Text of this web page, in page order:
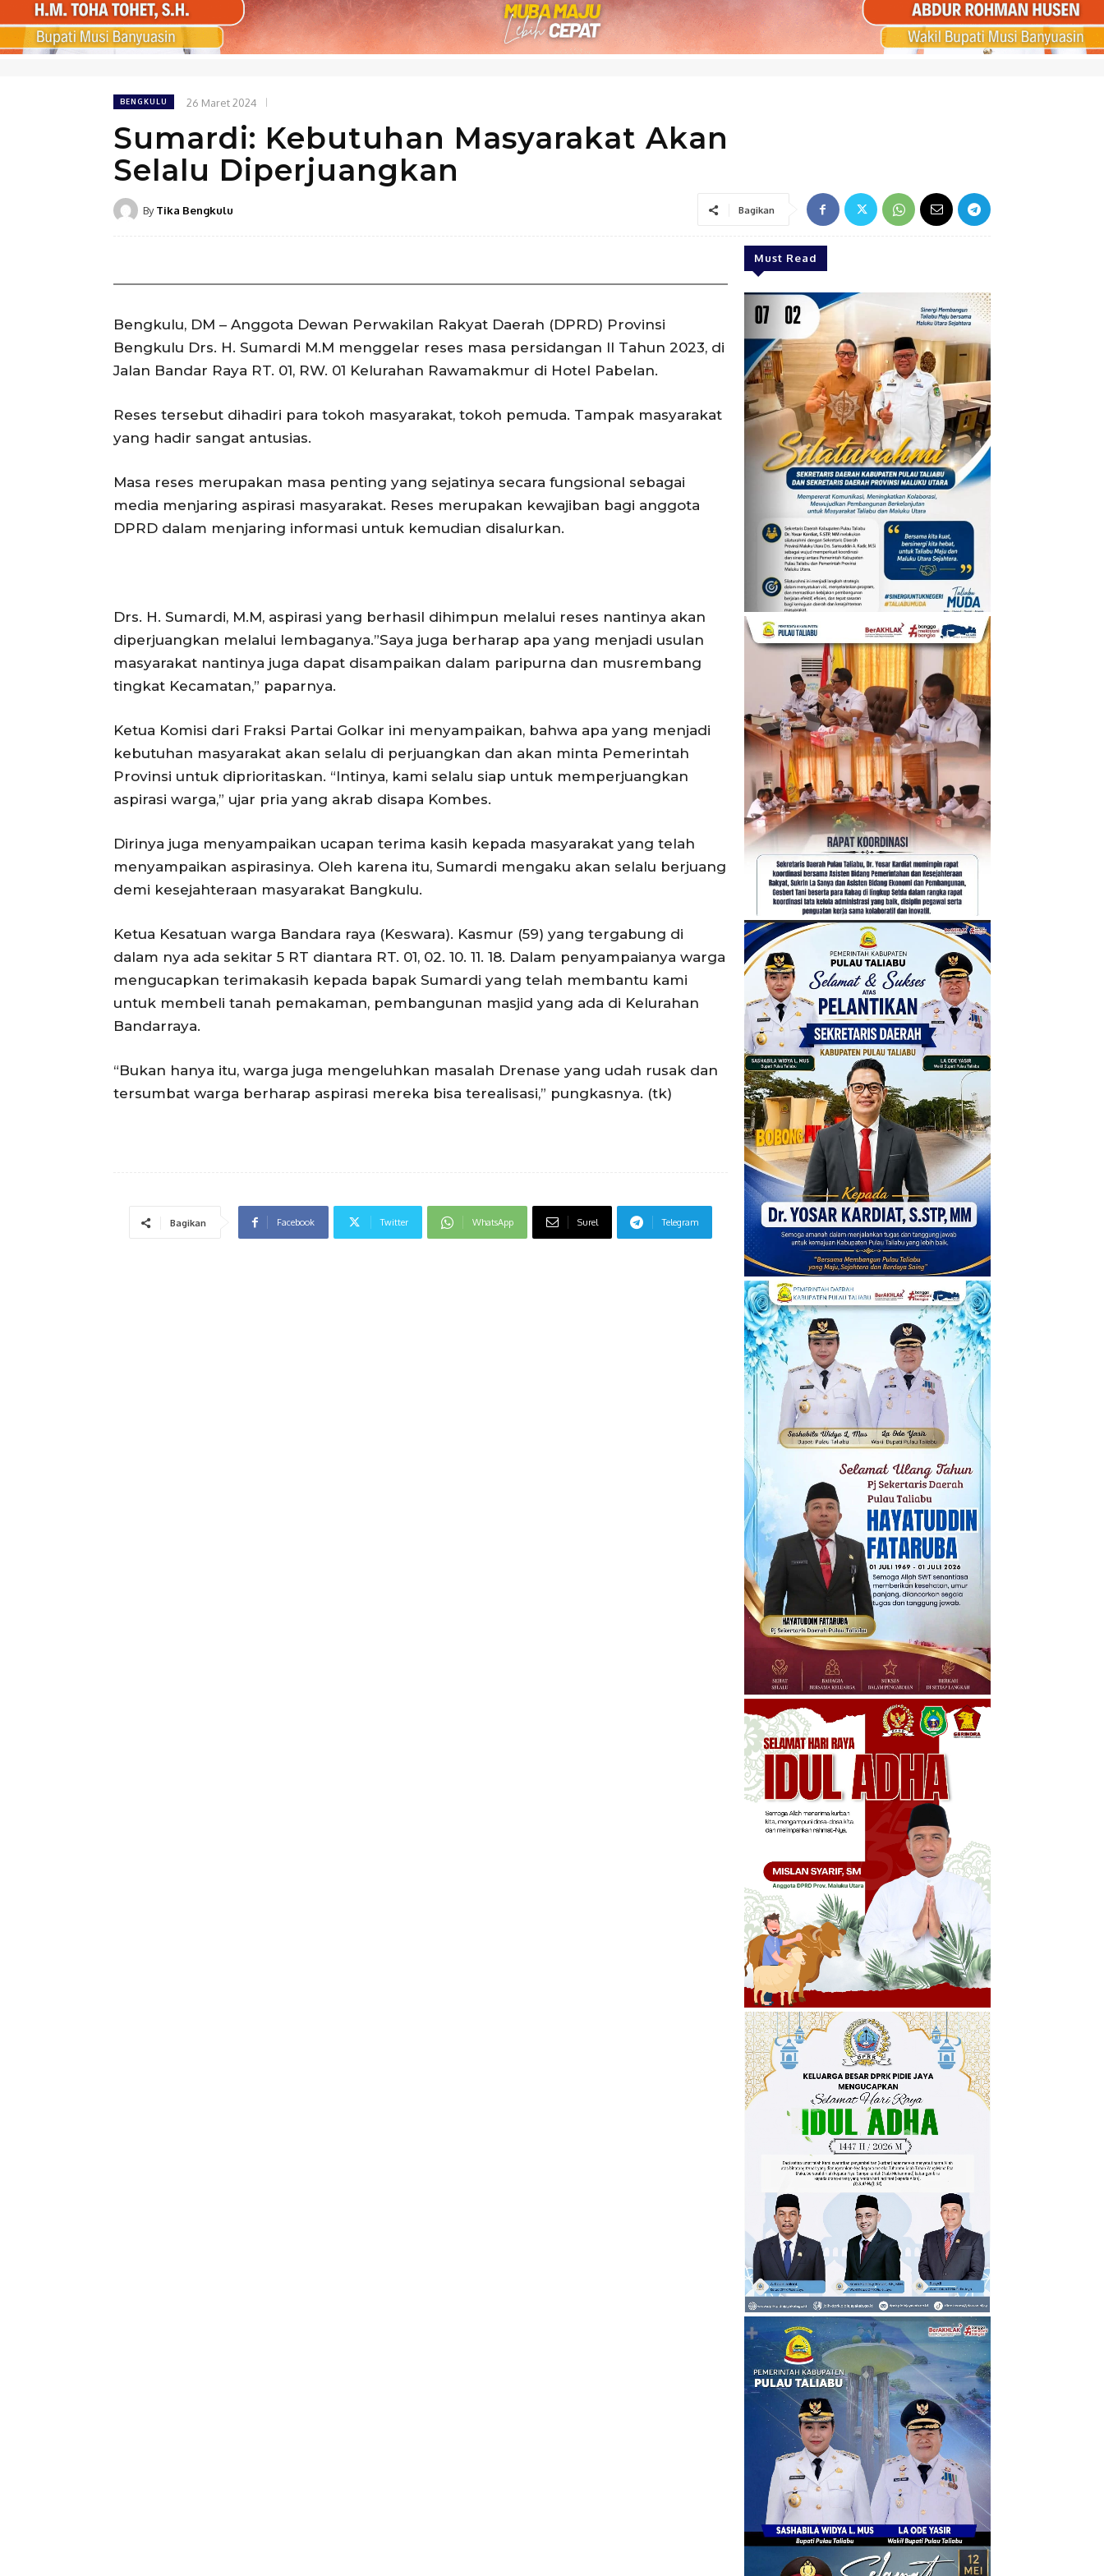
BENGKULU 26 Maret 2024
Sumardi: Kebutuhan Masyarakat Akan
Selalu Diperjuangkan
By Tika Bengkulu Bagikan
Bengkulu, DM – Anggota Dewan Perwakilan Rakyat Daerah (DPRD) Provinsi
Bengkulu Drs. H. Sumardi M.M menggelar reses masa persidangan II Tahun 2023, di
Jalan Bandar Raya RT. 01, RW. 01 Kelurahan Rawamakmur di Hotel Pabelan.
Reses tersebut dihadiri para tokoh masyarakat, tokoh pemuda. Tampak masyarakat
yang hadir sangat antusias.
Masa reses merupakan masa penting yang sejatinya secara fungsional sebagai
media menjaring aspirasi masyarakat. Reses merupakan kewajiban bagi anggota
DPRD dalam menjaring informasi untuk kemudian disalurkan.
Drs. H. Sumardi, M.M, aspirasi yang berhasil dihimpun melalui reses nantinya akan
diperjuangkan melalui lembaganya.”Saya juga berharap apa yang menjadi usulan
masyarakat nantinya juga dapat disampaikan dalam paripurna dan musrembang
tingkat Kecamatan,” paparnya.
Ketua Komisi dari Fraksi Partai Golkar ini menyampaikan, bahwa apa yang menjadi
kebutuhan masyarakat akan selalu di perjuangkan dan akan minta Pemerintah
Provinsi untuk diprioritaskan. “Intinya, kami selalu siap untuk memperjuangkan
aspirasi warga,” ujar pria yang akrab disapa Kombes.
Dirinya juga menyampaikan ucapan terima kasih kepada masyarakat yang telah
menyampaikan aspirasinya. Oleh karena itu, Sumardi mengaku akan selalu berjuang
demi kesejahteraan masyarakat Bangkulu.
Ketua Kesatuan warga Bandara raya (Keswara). Kasmur (59) yang tergabung di
dalam nya ada sekitar 5 RT diantara RT. 01, 02. 10. 11. 18. Dalam penyampaianya warga
mengucapkan terimakasih kepada bapak Sumardi yang telah membantu kami
untuk membeli tanah pemakaman, pembangunan masjid yang ada di Kelurahan
Bandarraya.
“Bukan hanya itu, warga juga mengeluhkan masalah Drenase yang udah rusak dan
tersumbat warga berharap aspirasi mereka bisa terealisasi,” pungkasnya. (tk)
Bagikan Facebook Twitter WhatsApp Surel Telegram
Must Read